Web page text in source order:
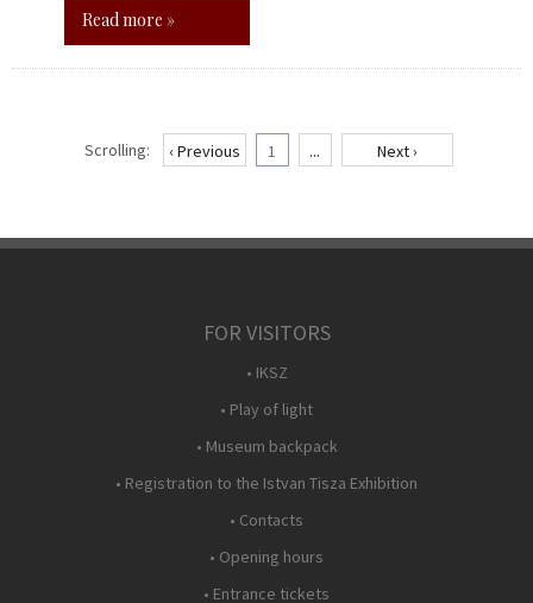
Read more »
Scrolling: ‹ Previous 1 ... Next ›
FOR VISITORS
• IKSZ
• Play of light
• Museum backpack
• Registration to the Istvan Tisza Exhibition
• Contacts
• Opening hours
• Entrance tickets